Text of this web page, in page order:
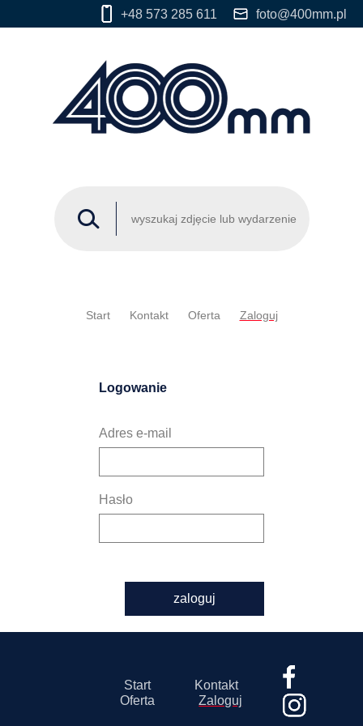
+48 573 285 611 foto@400mm.pl
Start Kontakt Oferta Zaloguj
Logowanie
Adres e-mail
Hasło
zaloguj
Start
Kontakt
Oferta
Zaloguj